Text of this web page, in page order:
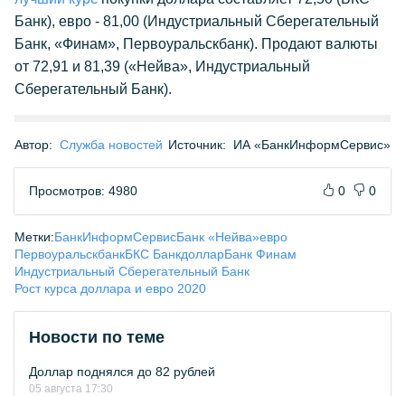
Банк), евро - 81,00 (Индустриальный Сберегательный
Банк, «Финам», Первоуральскбанк). Продают валюты
от 72,91 и 81,39 («Нейва», Индустриальный
Сберегательный Банк).
Автор: Служба новостей Источник: ИА «БанкИнформСервис»
Просмотров: 4980 0 0
Метки:БанкИнформСервисБанк «Нейва»евро
ПервоуральскбанкБКС БанкдолларБанк Финам
Индустриальный Сберегательный Банк
Рост курса доллара и евро 2020
Новости по теме
Доллар поднялся до 82 рублей
05 августа 17:30